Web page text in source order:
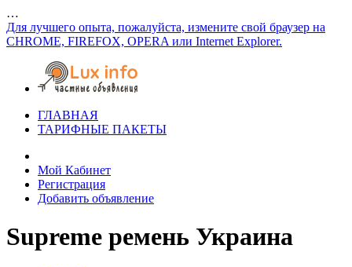
…
Для лучшего опыта, пожалуйста, измените свой браузер на
CHROME, FIREFOX, OPERA или Internet Explorer.
ГЛАВНАЯ
ТАРИФНЫЕ ПАКЕТЫ
Мой Кабинет
Регистрация
Добавить объявление
Supreme ремень Украина